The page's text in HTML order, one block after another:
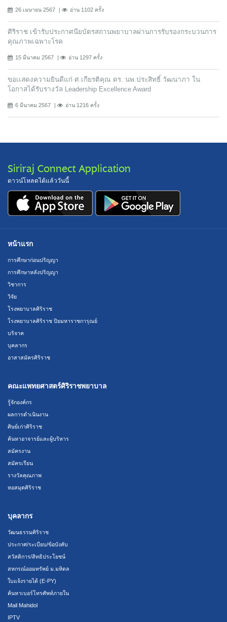
26 เมษายน 2567 อ่าน 1102 ครั้ง
ศิริราช เข้ารับประกาศนียบัตรสถานพยาบาลผ่านการรับรองกระบวนการ
คุณภาพเฉพาะโรค
15 มีนาคม 2567 อ่าน 1297 ครั้ง
ขอเเสดงความยินดีแก่ ศ.เกียรติคุณ ดร. นพ.ประสิทธิ์ วัฒนาภา ใน
โอกาสได้รับรางวัล Leadership Excellence Award
6 มีนาคม 2567 อ่าน 1216 ครั้ง
Siriraj Connect Application
ดาวน์โหลดได้แล้ววันนี้
หน้าแรก
การศึกษาก่อนปริญญา
การศึกษาหลังปริญญา
วิชาการ
วิจัย
โรงพยาบาลศิริราช
โรงพยาบาลศิริราช ปิยมหาราชการุณย์
บริจาค
บุคลากร
อาสาสมัครศิริราช
คณะแพทยศาสตร์ศิริราชพยาบาล
รู้จักองค์กร
ผลการดำเนินงาน
ศิษย์เก่าศิริราช
ค้นหาอาจารย์และผู้บริหาร
สมัครงาน
สมัครเรียน
รางวัลคุณภาพ
หอสมุดศิริราช
บุคลากร
วัฒนธรรมศิริราช
ประกาศ/ระเบียบ/ข้อบังคับ
สวัสดิการ/สิทธิประโยชน์
สหกรณ์ออมทรัพย์ ม.มหิดล
ใบแจ้งรายได้ (E-PY)
ค้นหาเบอร์โทรศัพท์ภายใน
Mail Mahidol
IPTV